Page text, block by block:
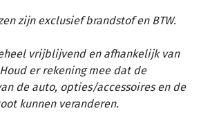
zijn exclusief brandstof en BTW.
vrijblijvend en afhankelijk van
er rekening mee dat de
de auto, opties/accessoires en de
kunnen veranderen.